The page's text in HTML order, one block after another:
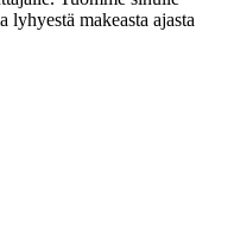
lyhyestä makeasta ajasta